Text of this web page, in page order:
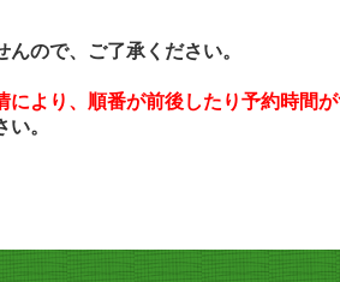
ので、ご了承ください。
より、順番が前後したり予約時間が
。